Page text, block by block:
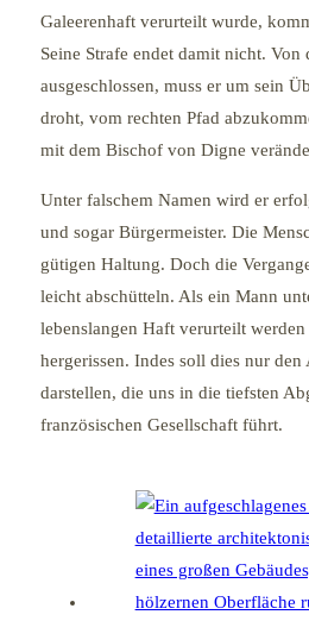
Galeerenhaft verurteilt wurde,
Seine Strafe endet damit nicht. Von
ausgeschlossen, muss er um sein
droht, vom rechten Pfad
mit dem Bischof von Digne
Unter falschem Namen wird er
und sogar Bürgermeister. Die
gütigen Haltung. Doch die
leicht abschütteln. Als ein Mann
lebenslangen Haft verurteilt
hergerissen. Indes soll dies nur den
darstellen, die uns in die tiefsten
französischen Gesellschaft führt.